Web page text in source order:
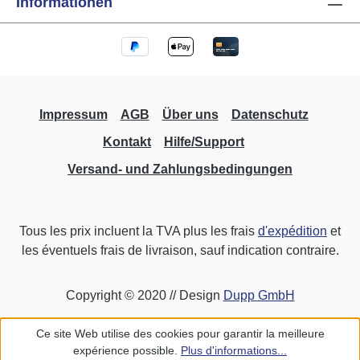
Impressum AGB Über uns
Datenschutz
Kontakt
Hilfe/Support
Versand- und Zahlungsbedingungen
Tous les prix incluent la TVA plus les frais d'expédition et
les éventuels frais de livraison, sauf indication contraire.
Copyright © 2020 // Design Dupp GmbH
Ce site Web utilise des cookies pour garantir la meilleure
expérience possible. Plus d'informations...